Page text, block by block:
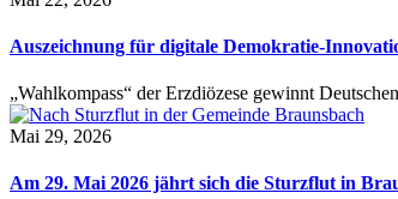
Auszeichnung für digitale Demokratie-
„Wahlkompass“ der Erzdiözese gewinnt
Mai 29, 2026
Am 29. Mai 2026 jährt sich die Sturzflut in